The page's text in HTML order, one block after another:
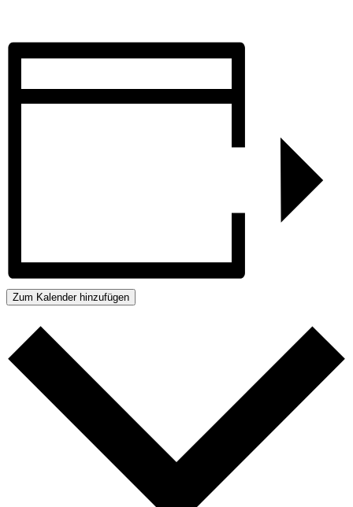
Zum Kalender hinzufügen